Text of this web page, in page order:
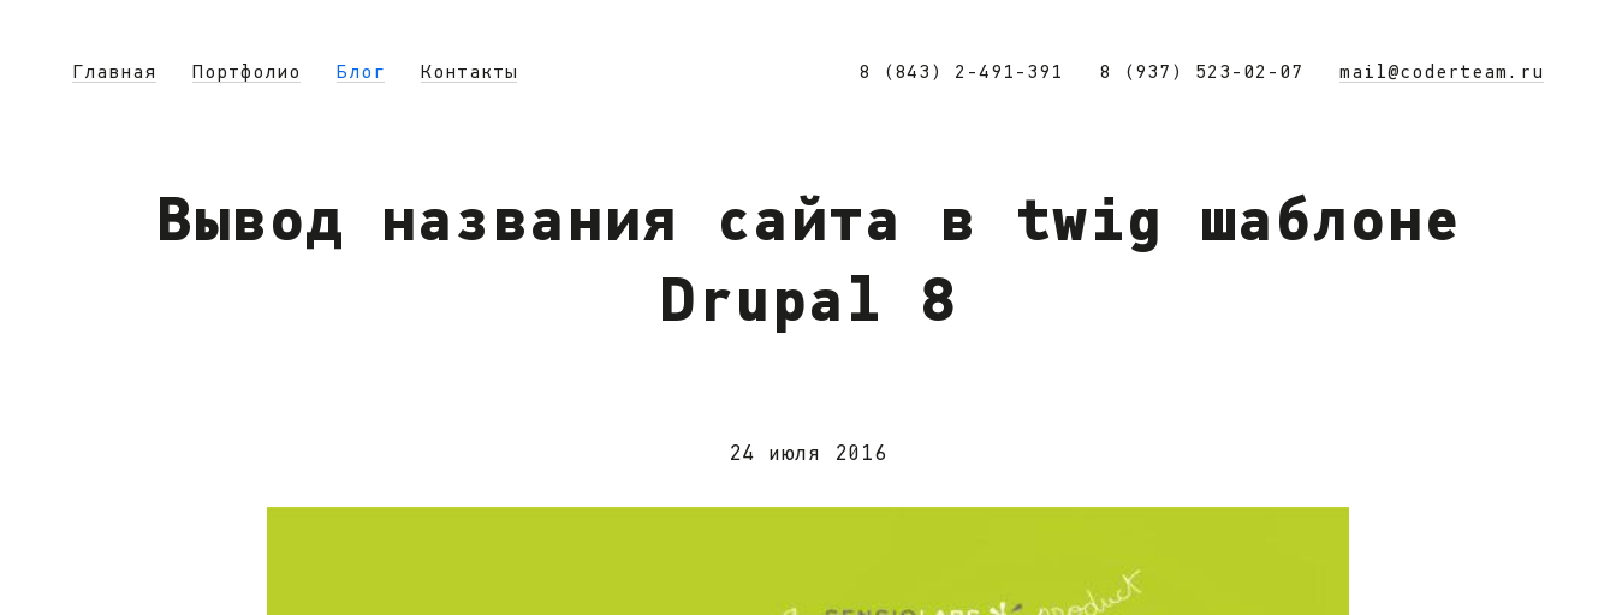
Главная Портфолио Блог Контакты 8 (843) 2-491-391 8 (937) 523-02-07
Вывод названия сайта в twig шаблоне
Drupal 8
24 июля 2016